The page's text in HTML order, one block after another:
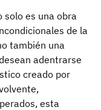
solo es una obra
de la
también una
adentrarse
creado por
esta